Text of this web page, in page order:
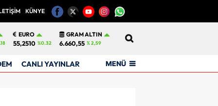
KÜNYE
EURO
55,2510 %0.32
GRAM ALTIN
6.660,55 % 2,59
CANLI YAYINLAR MENÜ